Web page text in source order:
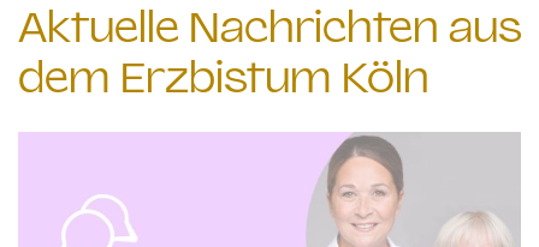
Aktuelle Nachrichten aus
dem Erzbistum Köln